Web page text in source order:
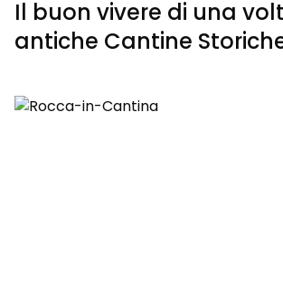
Il buon vivere di una
antiche Cantine